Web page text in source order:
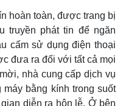
hoàn toàn, được trang bị
truyền phát tin để ngăn
cấm sử dụng điện thoại
đưa ra đối với tất cả mọi
nhà cung cấp dịch vụ
bằng kính trong suốt
diễn ra hôn lễ. Ở bên